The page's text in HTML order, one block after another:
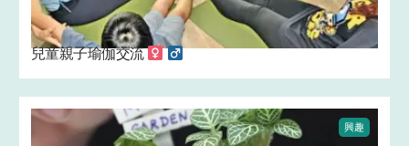
兒童親子瑜伽交流 ‍ ‍
興趣